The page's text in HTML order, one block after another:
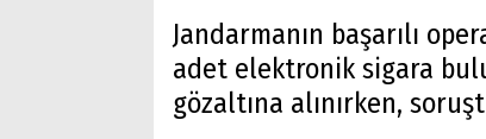
Jandarmanın başarılı
adet elektronik sigara
gözaltına alınırken,